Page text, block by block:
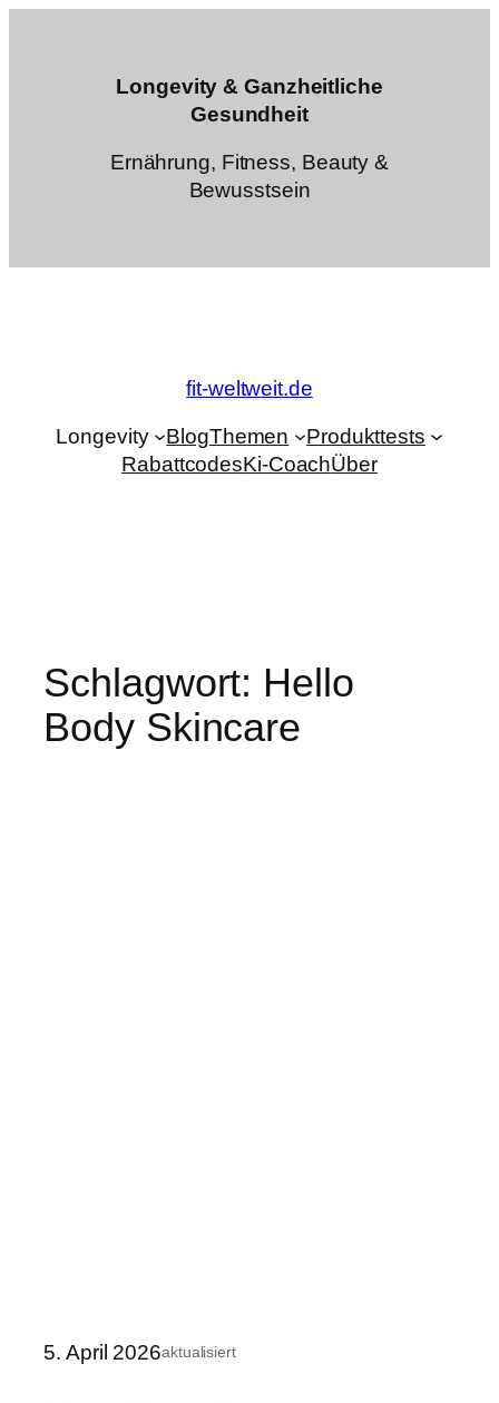
Longevity & Ganzheitliche
Gesundheit
Ernährung, Fitness, Beauty &
Bewusstsein
fit-weltweit.de
Longevity BlogThemen
Produkttests
RabattcodesKi-CoachÜber
Schlagwort: Hello
Body Skincare
5. April 2026aktualisiert